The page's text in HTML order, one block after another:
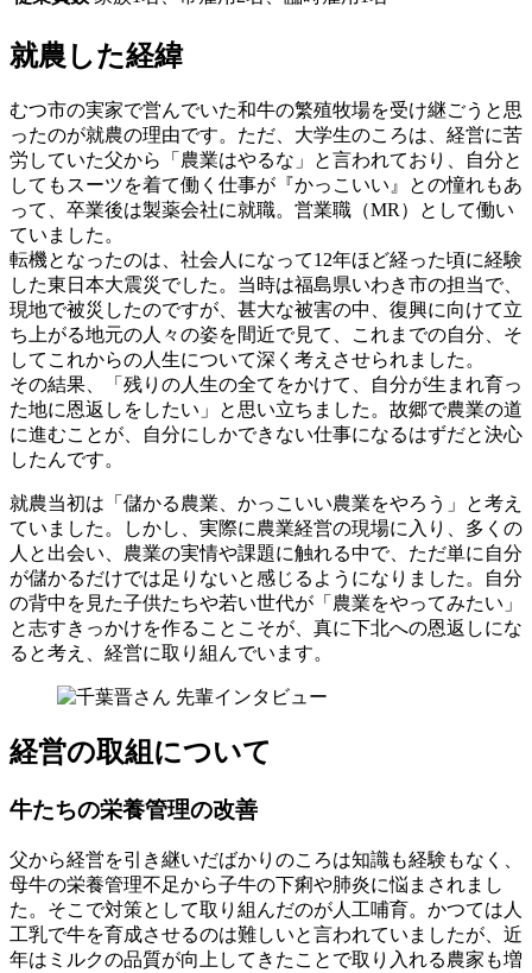
就農した経緯
むつ市の実家で営んでいた和牛の繁殖牧場を受け継ごうと思
ったのが就農の理由です。ただ、大学生のころは、経営に苦
労していた父から「農業はやるな」と言われており、自分と
してもスーツを着て働く仕事が『かっこいい』との憧れもあ
って、卒業後は製薬会社に就職。営業職（MR）として働い
ていました。
転機となったのは、社会人になって12年ほど経った頃に経験
した東日本大震災でした。当時は福島県いわき市の担当で、
現地で被災したのですが、甚大な被害の中、復興に向けて立
ち上がる地元の人々の姿を間近で見て、これまでの自分、そ
してこれからの人生について深く考えさせられました。
その結果、「残りの人生の全てをかけて、自分が生まれ育っ
た地に恩返しをしたい」と思い立ちました。故郷で農業の道
に進むことが、自分にしかできない仕事になるはずだと決心
したんです。
就農当初は「儲かる農業、かっこいい農業をやろう」と考え
ていました。しかし、実際に農業経営の現場に入り、多くの
人と出会い、農業の実情や課題に触れる中で、ただ単に自分
が儲かるだけでは足りないと感じるようになりました。自分
の背中を見た子供たちや若い世代が「農業をやってみたい」
と志すきっかけを作ることこそが、真に下北への恩返しにな
ると考え、経営に取り組んでいます。
経営の取組について
牛たちの栄養管理の改善
父から経営を引き継いだばかりのころは知識も経験もなく、
母牛の栄養管理不足から子牛の下痢や肺炎に悩まされまし
た。そこで対策として取り組んだのが人工哺育。かつては人
工乳で牛を育成させるのは難しいと言われていましたが、近
年はミルクの品質が向上してきたことで取り入れる農家も増